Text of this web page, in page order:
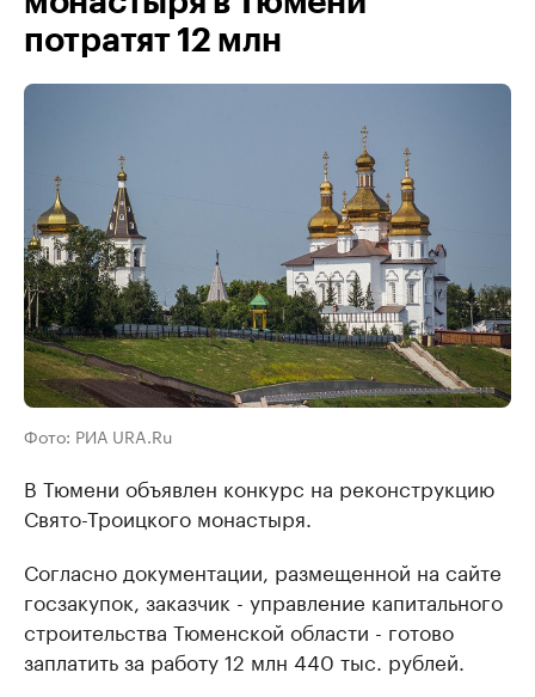
потратят 12 млн
Фото: РИА URA.Ru
В Тюмени объявлен конкурс на реконструкцию
Свято-Троицкого монастыря.
Согласно документации, размещенной на сайте
госзакупок, заказчик - управление капитального
строительства Тюменской области - готово
заплатить за работу 12 млн 440 тыс. рублей.